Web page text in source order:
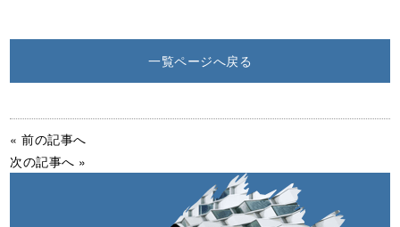
一覧ページへ戻る
« 前の記事へ
次の記事へ »